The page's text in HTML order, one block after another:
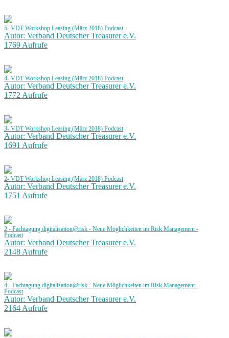
5- VDT Workshop Leasing (März 2018) Podcast
Autor: Verband Deutscher Treasurer e.V.
1769 Aufrufe
4- VDT Workshop Leasing (März 2018) Podcast
Autor: Verband Deutscher Treasurer e.V.
1772 Aufrufe
3- VDT Workshop Leasing (März 2018) Podcast
Autor: Verband Deutscher Treasurer e.V.
1691 Aufrufe
2- VDT Workshop Leasing (März 2018) Podcast
Autor: Verband Deutscher Treasurer e.V.
1751 Aufrufe
2 - Fachtagung digitalisation@risk - Neue Möglichkeiten im Risk Management -
Podcast
Autor: Verband Deutscher Treasurer e.V.
2148 Aufrufe
4 - Fachtagung digitalisation@risk - Neue Möglichkeiten im Risk Management -
Podcast
Autor: Verband Deutscher Treasurer e.V.
2164 Aufrufe